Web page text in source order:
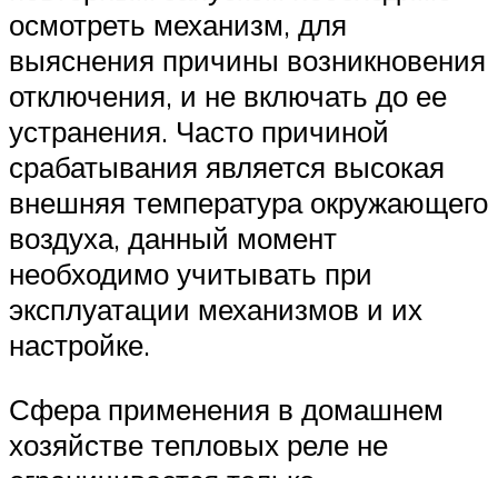
осмотреть механизм, для
выяснения причины возникновения
отключения, и не включать до ее
устранения. Часто причиной
срабатывания является высокая
внешняя температура окружающего
воздуха, данный момент
необходимо учитывать при
эксплуатации механизмов и их
настройке.
Сфера применения в домашнем
хозяйстве тепловых реле не